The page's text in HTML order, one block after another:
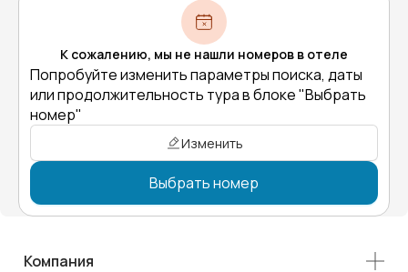
К сожалению, мы не нашли номеров в отеле
Попробуйте изменить параметры поиска, даты
или продолжительность тура в блоке "Выбрать
номер"
Изменить
Выбрать номер
Компания